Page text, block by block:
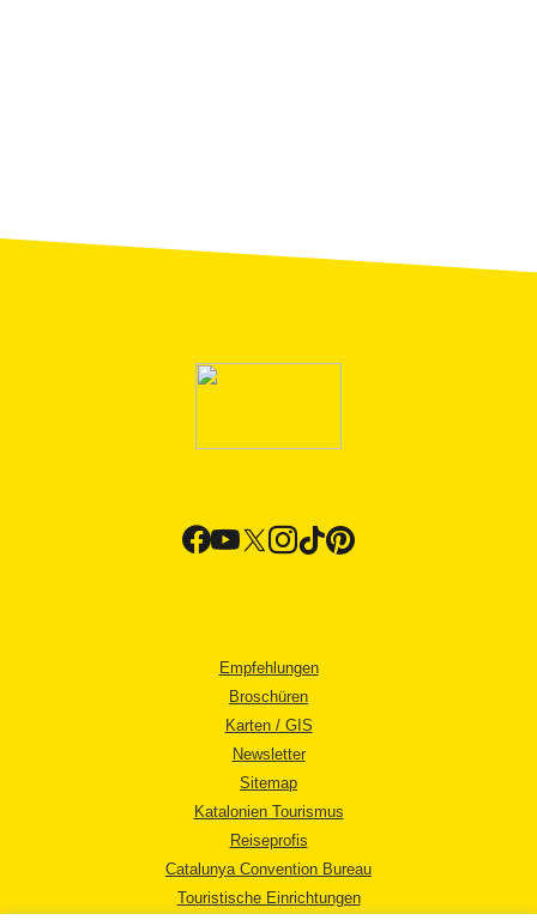
Empfehlungen
Broschüren
Karten / GIS
Newsletter
Sitemap
Katalonien Tourismus
Reiseprofis
Catalunya Convention Bureau
Touristische Einrichtungen